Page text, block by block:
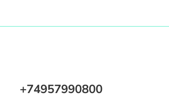
+74957990800